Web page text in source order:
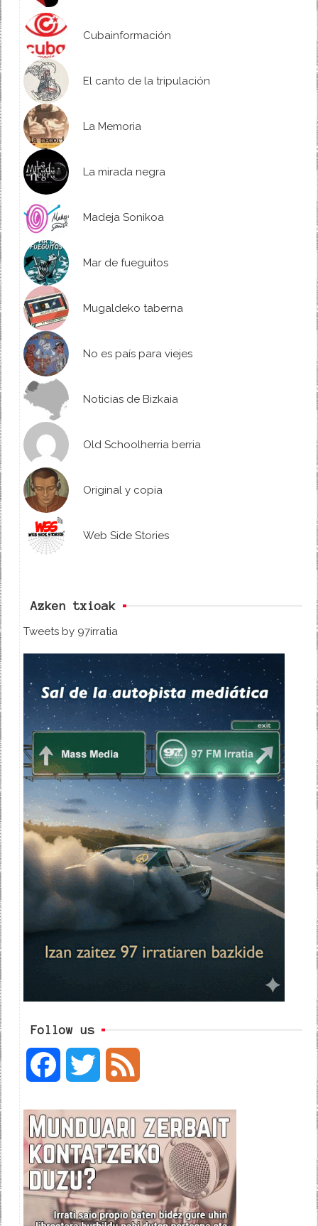
Cubainformación
El canto de la tripulación
La Memoria
La mirada negra
Madeja Sonikoa
Mar de fueguitos
Mugaldeko taberna
No es país para viejes
Noticias de Bizkaia
Old Schoolherria berria
Original y copia
Web Side Stories
Azken txioak
Tweets by 97irratia
Follow us
c
e
b
i
t
t
e
d